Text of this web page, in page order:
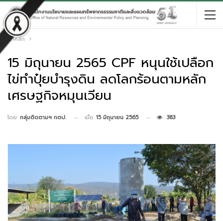
หน้าหลัก
15 มิถุนายน 2565 CPF หนุนใช้เปลือก
ไข่ทำปุ๋ยบำรุงดิน ลดโลกร้อนตามหลัก
เศรษฐกิจหมุนเวียน
โดย กลุ่มติดตามฯ กตป. เมื่อ 15 มิถุนายน 2565 383